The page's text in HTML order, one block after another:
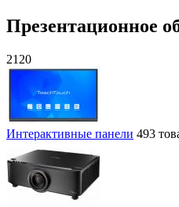
Презентационное
2120
Интерактивные панели 493